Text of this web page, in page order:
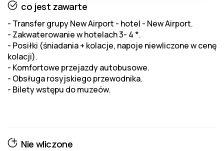
co jest zawarte
- Transfer grupy New Airport - hotel - New Airport.
- Zakwaterowanie w hotelach 3- 4 *.
- Posiłki (śniadania + kolacje, napoje niewliczone w cenę
kolacji).
- Komfortowe przejazdy autobusowe.
- Obsługa rosyjskiego przewodnika.
- Bilety wstępu do muzeów.
Nie wliczone